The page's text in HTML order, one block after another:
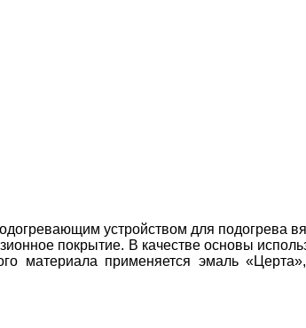
устройством для подогрева
покрытие. В качестве основы
о материала применяется эмаль